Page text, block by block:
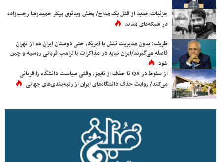
جزئیات جدید از قتل یک مداح/ پخش ویدئوی پیکر حمیدرضا رجب‌زاده
در شبکه‌های معاند
ظریف: بدون مدیریت تنش با آمریکا، حتی دوستان ایران هم از تهران
فاصله می‌گیرند/ایران نباید در مذاکرات با ترامپ قربانی روسیه و چین
شود
از سقوط در QS تا حذف از تایمز، وقتی سیاست دانشگاه را قربانی
می‌کند/ روایت حذف دانشگاه‌های ایران از رتبه‌بندی‌های جهانی